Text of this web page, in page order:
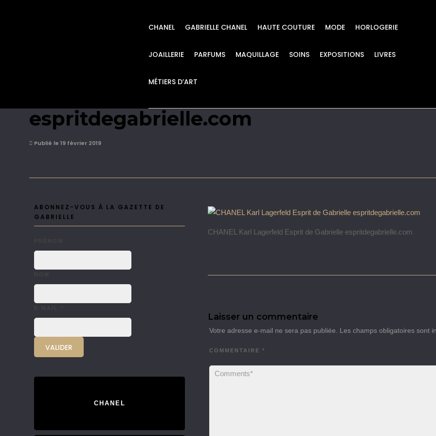
CHANEL GABRIELLE CHANEL HAUTE COUTURE MODE HORLOGERIE
JOAILLERIE PARFUMS MAQUILLAGE SOINS EXPOSITIONS LIVRES
MÉTIERS D’ART
espritdegabrielle.com
Publié le 19 février 2019
CHANEL Karl Lagerfeld Esprit de Gabrielle espritdegabrielle.com
Laisser un commentaire
Votre adresse e-mail ne sera pas publiée. Les champs obligatoires sont
COMMENTAIRE *
ABONNEZ-VOUS À LA GAZETTE DE
GABRIELLE
CHANEL